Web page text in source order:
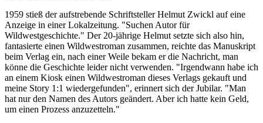
1959 stieß der aufstrebende Schriftsteller Helmut Zwickl auf eine
Anzeige in einer Lokalzeitung. "Suchen Autor für
Wildwestgeschichte." Der 20-jährige Helmut setzte sich also hin,
fantasierte einen Wildwestroman zusammen, reichte das Manuskript
beim Verlag ein, nach einer Weile bekam er die Nachricht, man
könne die Geschichte leider nicht verwenden. "Irgendwann habe ich
an einem Kiosk einen Wildwestroman dieses Verlags gekauft und
meine Story 1:1 wiedergefunden", erinnert sich der Jubilar. "Man
hat nur den Namen des Autors geändert. Aber ich hatte kein Geld,
um einen Prozess anzuzetteln."